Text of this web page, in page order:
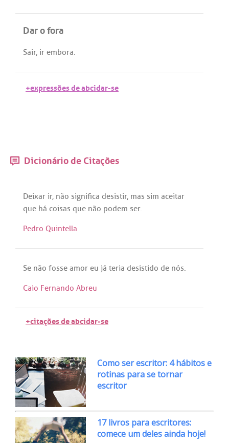
Dar o fora
Sair, ir embora.
+expressões de abcidar-se
Dicionário de Citações
Deixar ir, não significa desistir, mas sim aceitar
que há coisas que não podem ser.
Pedro Quintella
Se não fosse amor eu já teria desistido de nós.
Caio Fernando Abreu
+citações de abcidar-se
Como ser escritor: 4 hábitos e
rotinas para se tornar
escritor
17 livros para escritores:
comece um deles ainda hoje!